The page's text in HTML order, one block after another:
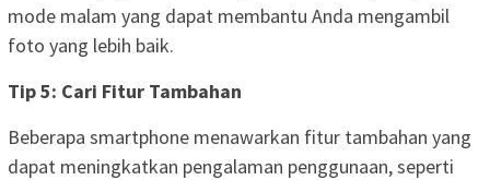
mode malam yang dapat membantu Anda mengambil
foto yang lebih baik.
Tip 5: Cari Fitur Tambahan
Beberapa smartphone menawarkan fitur tambahan yang
dapat meningkatkan pengalaman penggunaan, seperti